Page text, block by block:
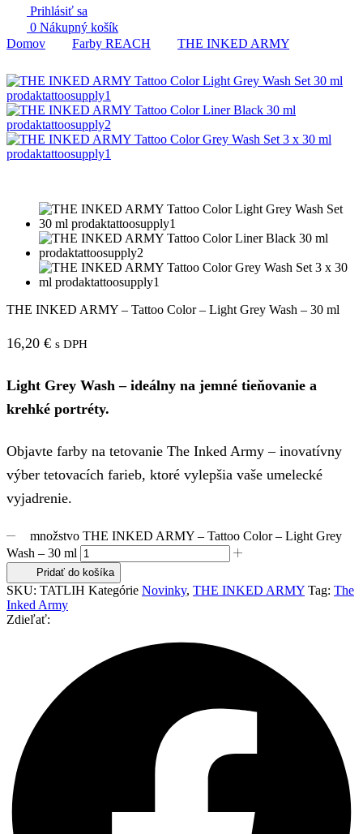
Prihlásiť sa
0 Nákupný košík
Domov
Farby REACH THE INKED ARMY
THE INKED ARMY – Tattoo Color – Light Grey Wash – 30 ml
16,20 € s DPH
Light Grey Wash – ideálny na jemné tieňovanie a
krehké portréty.
Objavte farby na tetovanie The Inked Army – inovatívny
výber tetovacích farieb, ktoré vylepšia vaše umelecké
vyjadrenie.
množstvo THE INKED ARMY – Tattoo Color – Light Grey
Wash – 30 ml
Pridať do košíka
SKU: TATLIH Kategórie Novinky, THE INKED ARMY Tag: The
Inked Army
Zdieľať: